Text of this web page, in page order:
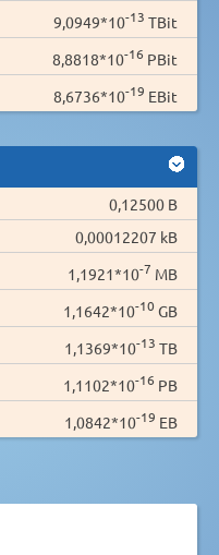
9,0949*10-13 TBit
8,8818*10-16 PBit
8,6736*10-19 EBit
0,12500 B
0,00012207 kB
1,1921*10-7 MB
1,1642*10-10 GB
1,1369*10-13 TB
1,1102*10-16 PB
1,0842*10-19 EB